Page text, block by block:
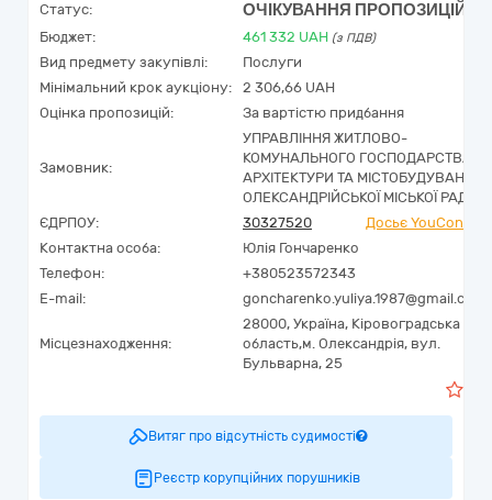
Статус: ОЧІКУВАННЯ ПРОПОЗИЦІЙ
Бюджет: 461 332 UAH (з ПДВ)
Вид предмету закупівлі:
Послуги
Мінімальний крок аукціону:
2 306,66 UAH
Оцінка пропозицій:
За вартістю придбання
Замовник:
УПРАВЛІННЯ ЖИТЛОВО-
КОМУНАЛЬНОГО ГОСПОДАРСТВА,
АРХІТЕКТУРИ ТА МІСТОБУДУВАННЯ
ОЛЕКСАНДРІЙСЬКОЇ МІСЬКОЇ РАДИ
ЄДРПОУ:
30327520
Досьє YouControl
Контактна особа:
Юлія Гончаренко
Телефон:
+380523572343
E-mail:
goncharenko.yuliya.1987@gmail.com
Місцезнаходження:
28000, Україна, Кіровоградська
область,м. Олександрія, вул.
Бульварна, 25
Витяг про відсутність судимості
Реєстр корупційних порушників